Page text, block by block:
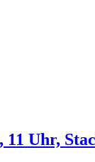
Uhr,